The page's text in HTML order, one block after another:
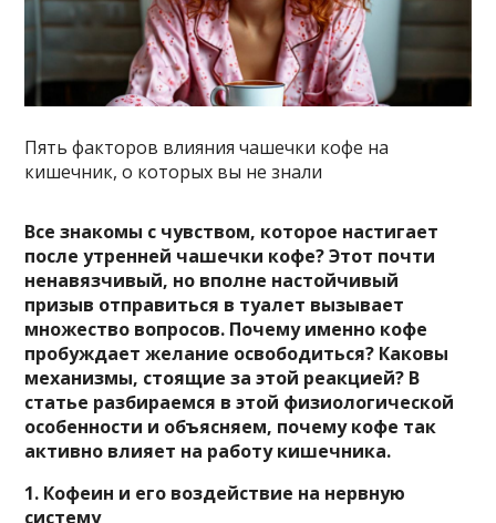
Пять факторов влияния чашечки кофе на
кишечник, о которых вы не знали
Все знакомы с чувством, которое настигает
после утренней чашечки кофе? Этот почти
ненавязчивый, но вполне настойчивый
призыв отправиться в туалет вызывает
множество вопросов. Почему именно кофе
пробуждает желание освободиться? Каковы
механизмы, стоящие за этой реакцией? В
статье разбираемся в этой физиологической
особенности и объясняем, почему кофе так
активно влияет на работу кишечника.
1. Кофеин и его воздействие на нервную
систему